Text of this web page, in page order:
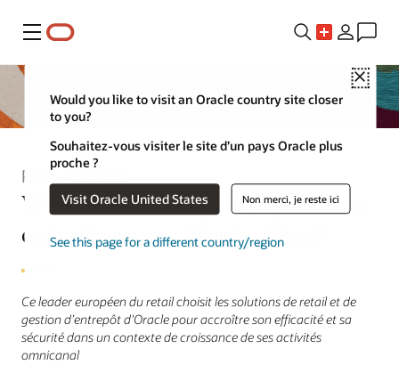
Menu
Close
Would you like to visit an Oracle country site closer
to you?
Souhaitez-vous visiter le site d’un pays Oracle plus
proche ?
Visit Oracle United States Non merci, je reste ici
See this page for a different country/region
Press Release
WE Fashion change le style de ses
opérations avec Oracle Cloud
Ce leader européen du retail choisit les solutions de retail et de
gestion d’entrepôt d'Oracle pour accroître son efficacité et sa
sécurité dans un contexte de croissance de ses activités
omnicanal